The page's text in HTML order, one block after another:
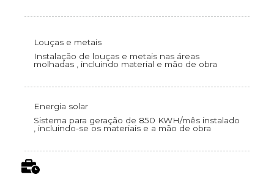
Louças e metais
Instalação de louças e metais nas áreas
molhadas , incluindo material e mão de obra
Energia solar
Sistema para geração de 850 KWH/mês instalado
, incluindo-se os materiais e a mão de obra